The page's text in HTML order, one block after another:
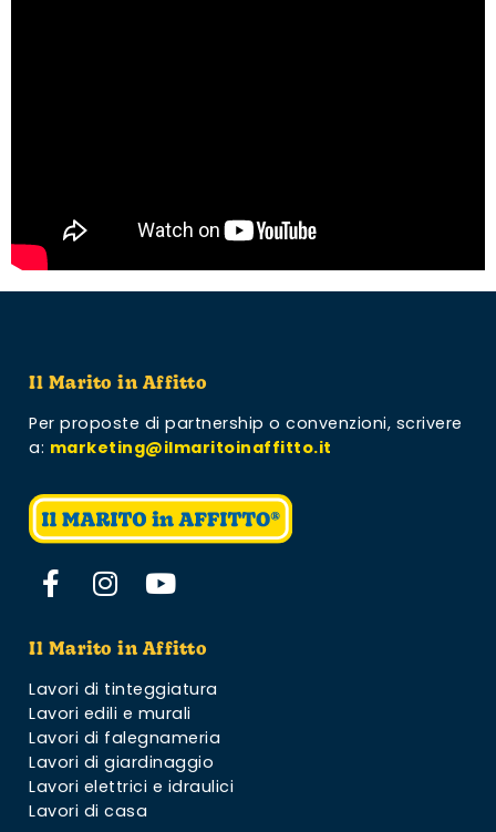
Il Marito in Affitto
Per proposte di partnership o convenzioni, scrivere
a: marketing@ilmaritoinaffitto.it
Il Marito in Affitto
Lavori di tinteggiatura
Lavori edili e murali
Lavori di falegnameria
Lavori di giardinaggio
Lavori elettrici e idraulici
Lavori di casa